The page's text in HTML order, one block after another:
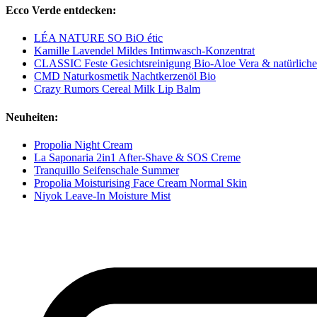
Ecco Verde entdecken:
LÉA NATURE SO BiO étic
Kamille Lavendel Mildes Intimwasch-Konzentrat
CLASSIC Feste Gesichtsreinigung Bio-Aloe Vera &
CMD Naturkosmetik Nachtkerzenöl Bio
Crazy Rumors Cereal Milk Lip Balm
Neuheiten:
Propolia Night Cream
La Saponaria 2in1 After-Shave & SOS Creme
Tranquillo Seifenschale Summer
Propolia Moisturising Face Cream Normal Skin
Niyok Leave-In Moisture Mist